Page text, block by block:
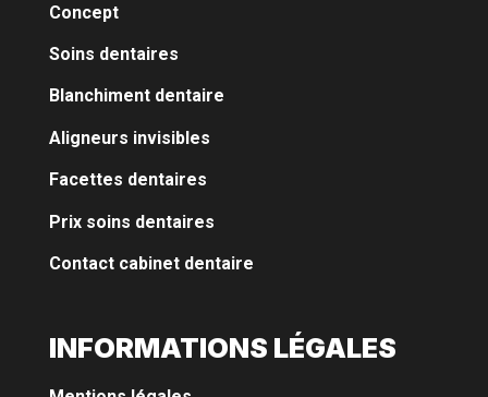
Concept
Soins dentaires
Blanchiment dentaire
Aligneurs invisibles
Facettes dentaires
Prix soins dentaires
Contact cabinet dentaire
INFORMATIONS LÉGALES